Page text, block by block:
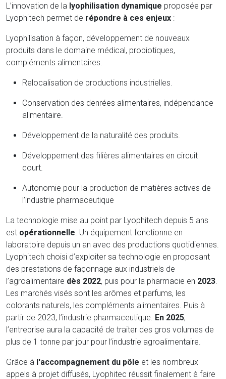
L’innovation de la lyophilisation dynamique proposée par
Lyophitech permet de répondre à ces enjeux :
Lyophilisation à façon, développement de nouveaux
produits dans le domaine médical, probiotiques,
compléments alimentaires.
Relocalisation de productions industrielles.
Conservation des denrées alimentaires, indépendance
alimentaire.
Développement de la naturalité des produits.
Développement des filières alimentaires en circuit
court.
Autonomie pour la production de matières actives de
l’industrie pharmaceutique
La technologie mise au point par Lyophitech depuis 5 ans
est opérationnelle. Un équipement fonctionne en
laboratoire depuis un an avec des productions quotidiennes.
Lyophitech choisi d’exploiter sa technologie en proposant
des prestations de façonnage aux industriels de
l’agroalimentaire dès 2022, puis pour la pharmacie en 2023.
Les marchés visés sont les arômes et parfums, les
colorants naturels, les compléments alimentaires. Puis à
partir de 2023, l’industrie pharmaceutique. En 2025,
l’entreprise aura la capacité de traiter des gros volumes de
plus de 1 tonne par jour pour l’industrie agroalimentaire.
Grâce à l'accompagnement du pôle et les nombreux
appels à projet diffusés, Lyophitec réussit finalement à faire